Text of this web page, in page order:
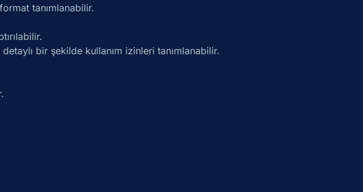
tanımlanabilir.
bir şekilde kullanım izinleri tanımlanabilir.